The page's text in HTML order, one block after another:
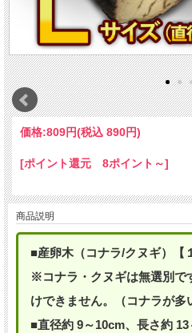
価格:809円(税込 890円)
[ポイント還元 8ポイント～]
商品説明
■産卵木（コナラ/クヌギ）【
※コナラ・クヌギは無選別で
けできません。（コナラが多
■直径約 9～10cm、長さ約 13